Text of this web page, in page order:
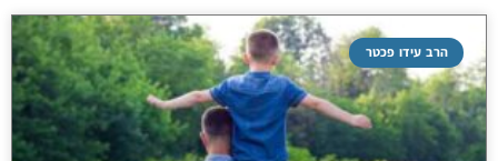
הרב עידו פכטר